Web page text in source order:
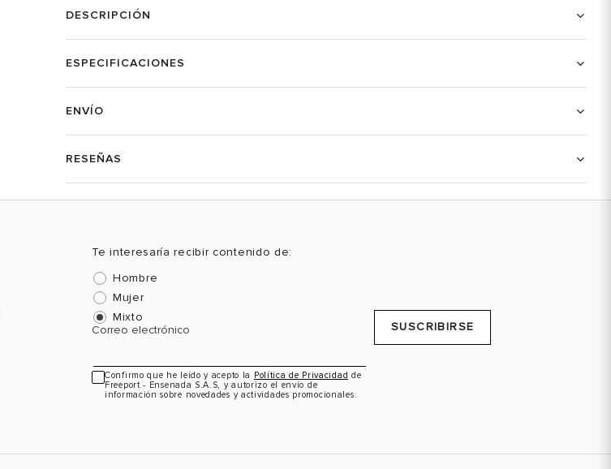
DESCRIPCIÓN
ESPECIFICACIONES
ENVÍO
RESEÑAS
Te interesaría recibir contenido de:
Hombre
Mujer
Mixto
Correo electrónico
Confirmo que he leído y acepto la Política de Privacidad de
Freeport - Ensenada S.A.S, y autorizo el envío de
información sobre novedades y actividades promocionales.
SUSCRIBIRSE